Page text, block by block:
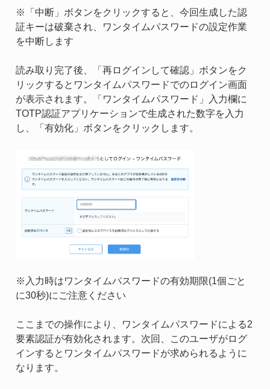
※「中断」ボタンをクリックすると、今回生成した認
証キーは破棄され、ワンタイムパスワードの設定作業
を中断します
読み取り完了後、「再ログインして確認」ボタンをク
リックするとワンタイムパスワードでのログイン画面
が表示されます。「ワンタイムパスワード」入力欄に
TOTP認証アプリケーションで生成された数字を入力
し、「有効化」ボタンをクリックします。
※入力時はワンタイムパスワードの有効期限(1個ごと
に30秒)にご注意ください
ここまでの操作により、ワンタイムパスワードによる2
要素認証が有効化されます。次回、このユーザがログ
インするとワンタイムパスワードが求められるように
なります。